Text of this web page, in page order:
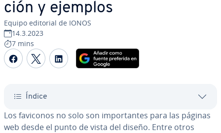
ción y ejemplos
Equipo editorial de IONOS
14.3.2023
7 mins
Compartir Facebook
Compartir Twitter
Compartir LinkedIn
Índice
Los faviconos no solo son im­po­r­ta­n­tes para las páginas
web desde el punto de vista del diseño. Entre otros